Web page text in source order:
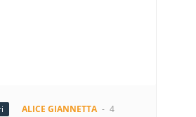
ALICE GIANNETTA - 4